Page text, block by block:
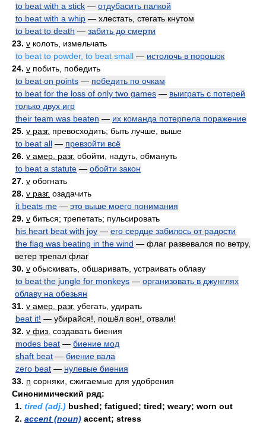
to beat with a stick — отдубасить палкой
to beat with a whip — хлестать, стегать кнутом
to beat to death — забить до смерти
23. v колоть, измельчать
to beat to powder, to beat small — истолочь в порошок
24. v побить, победить
to beat on points — победить по очкам
to beat for the loss of only two games — выиграть с потерей
только двух игр
their team was beaten — их команда потерпела поражение
25. v разг. превосходить; быть лучше, выше
to beat all — превзойти всё
26. v амер. разг. обойти, надуть, обмануть
to beat a statute — обойти закон
27. v обогнать
28. v разг. озадачить
it beats me — это выше моего понимания
29. v биться; трепетать; пульсировать
his heart beat with joy — его сердце забилось от радости
the flag was beating in the wind — флаг развевался по ветру,
ветер трепал флаг
30. v обыскивать, обшаривать, устраивать облаву
to beat the jungle for monkeys — организовать в джунглях
облаву на обезьян
31. v амер. разг. убегать, удирать
beat it! — убирайся!, пошёл вон!, отвали!
32. v физ. создавать биения
modes beat — биение мод
shaft beat — биение вала
zero beat — нулевые биения
33. n сорняки, сжигаемые для удобрения
Синонимический ряд:
1. tired (adj.) bushed; fatigued; tired; weary; worn out
2. accent (noun) accent; stress